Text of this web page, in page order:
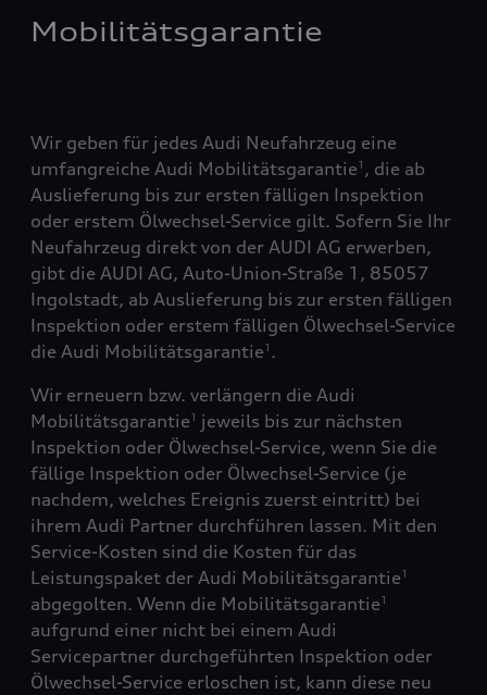
Mobilitätsgarantie
Wir geben für jedes Audi Neufahrzeug eine
umfangreiche Audi Mobilitätsgarantie1 , die ab
Auslieferung bis zur ersten fälligen Inspektion
oder erstem Ölwechsel-Service gilt. Sofern Sie Ihr
Neufahrzeug direkt von der AUDI AG erwerben,
gibt die AUDI AG, Auto-Union-Straße 1, 85057
Ingolstadt, ab Auslieferung bis zur ersten fälligen
Inspektion oder erstem fälligen Ölwechsel-Service
die Audi Mobilitätsgarantie1 .
Wir erneuern bzw. verlängern die Audi
Mobilitätsgarantie1
jeweils bis zur nächsten
Inspektion oder Ölwechsel-Service, wenn Sie die
fällige Inspektion oder Ölwechsel-Service (je
nachdem, welches Ereignis zuerst eintritt) bei
ihrem Audi Partner durchführen lassen. Mit den
Service-Kosten sind die Kosten für das
Leistungspaket der Audi Mobilitätsgarantie1
abgegolten. Wenn die Mobilitätsgarantie1
aufgrund einer nicht bei einem Audi
Servicepartner durchgeführten Inspektion oder
Ölwechsel-Service erloschen ist, kann diese neu